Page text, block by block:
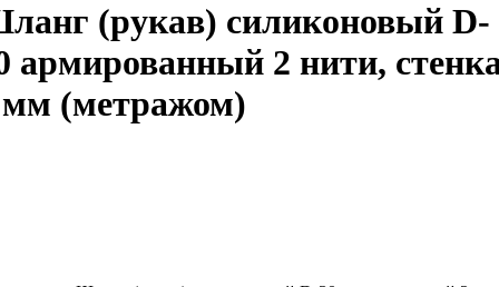
(рукав) силиконовый D-
армированный 2 нити,
(метражом)